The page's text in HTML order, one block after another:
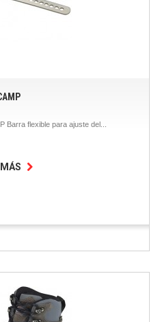
Barra flexible para ajuste del...
MÁS